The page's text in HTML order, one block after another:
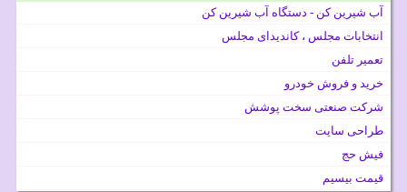
آب شیرین کن - دستگاه آب شیرین کن
انتخابات مجلس ، کاندیدای مجلس
تعمیر تلفن
خرید و فروش خودرو
شرکت صنعتی سخت پوشش
طراحی سایت
فیش حج
قیمت بیسیم